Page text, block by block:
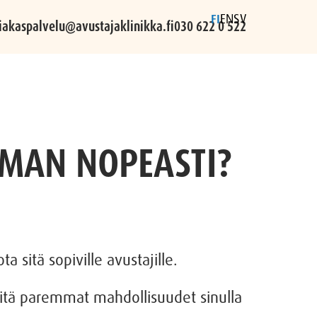
FIENSV
030 622 0 522
NOPEASTI?
sitä sopiville avustajille.
paremmat mahdollisuudet sinulla